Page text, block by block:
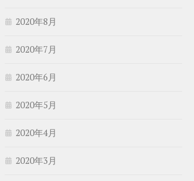
2020年8月
2020年7月
2020年6月
2020年5月
2020年4月
2020年3月